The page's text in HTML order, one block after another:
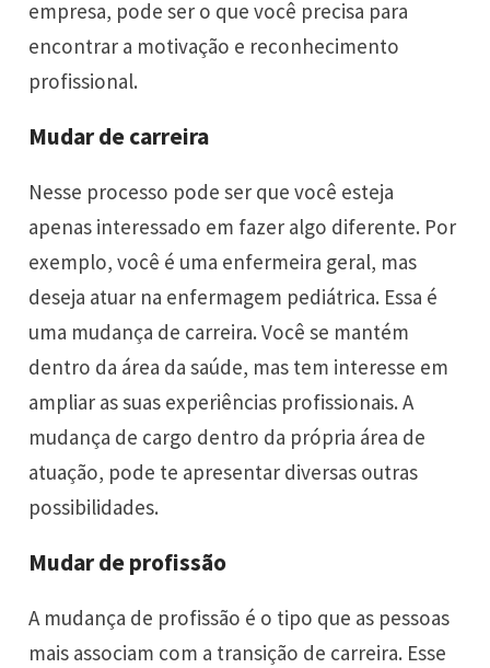
empresa, pode ser o que você precisa para
encontrar a motivação e reconhecimento
profissional.
Mudar de carreira
Nesse processo pode ser que você esteja
apenas interessado em fazer algo diferente. Por
exemplo, você é uma enfermeira geral, mas
deseja atuar na enfermagem pediátrica. Essa é
uma mudança de carreira. Você se mantém
dentro da área da saúde, mas tem interesse em
ampliar as suas experiências profissionais. A
mudança de cargo dentro da própria área de
atuação, pode te apresentar diversas outras
possibilidades.
Mudar de profissão
A mudança de profissão é o tipo que as pessoas
mais associam com a transição de carreira. Esse